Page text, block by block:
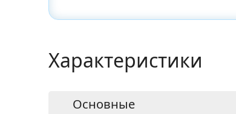
Характеристики
Основные